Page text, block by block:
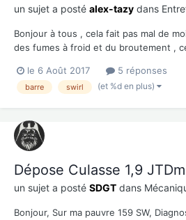
un sujet a posté alex-tazy dans
Bonjour à tous , cela fait pas mal de
des fumes à froid et du broutement ,
et 4 bouchon en caoutchouc ) se
depuis aujourd'hui je pense...
le 6 Août 2017 5 réponses
barre swirl (et %d en plus)
Dépose Culasse 1,9
un sujet a posté SDGT dans
Bonjour, Sur ma pauvre 159 SW,